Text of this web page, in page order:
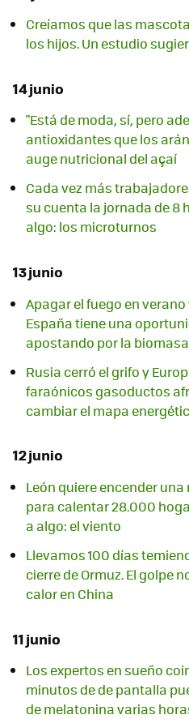
Creíamos que las
los hijos. Un estudio
14 junio
"Está de moda, sí, pero
antioxidantes que los
auge nutricional del açaí
Cada vez más
su cuenta la jornada de 8
algo: los microturnos
13 junio
Apagar el fuego en
España tiene una
apostando por la biomasa
Rusia cerró el grifo y
faraónicos gasoductos
cambiar el mapa
12 junio
León quiere encender
para calentar 28.000
a algo: el viento
Llevamos 100 días
cierre de Ormuz. El golpe
calor en China
11 junio
Los expertos en sueño
minutos de de pantalla
de melatonina varias